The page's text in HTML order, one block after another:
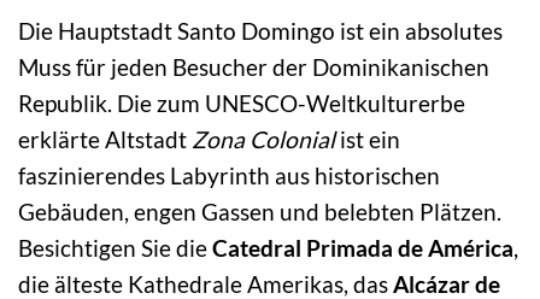
Die Hauptstadt Santo Domingo ist ein absolutes
Muss für jeden Besucher der Dominikanischen
Republik. Die zum UNESCO-Weltkulturerbe
erklärte Altstadt Zona Colonialist ein
faszinierendes Labyrinth aus historischen
Gebäuden, engen Gassen und belebten Plätzen.
Besichtigen Sie dieCatedral Primada de América,
die älteste Kathedrale Amerikas, dasAlcázar de